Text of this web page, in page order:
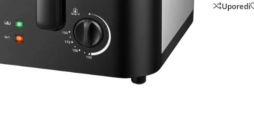
Kliknite za uvećanje
Uporedi